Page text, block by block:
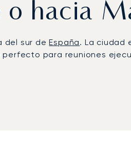
o hacia
del sur deEspaña. La ciudad
para reuniones
Nuestro equipo gestiona